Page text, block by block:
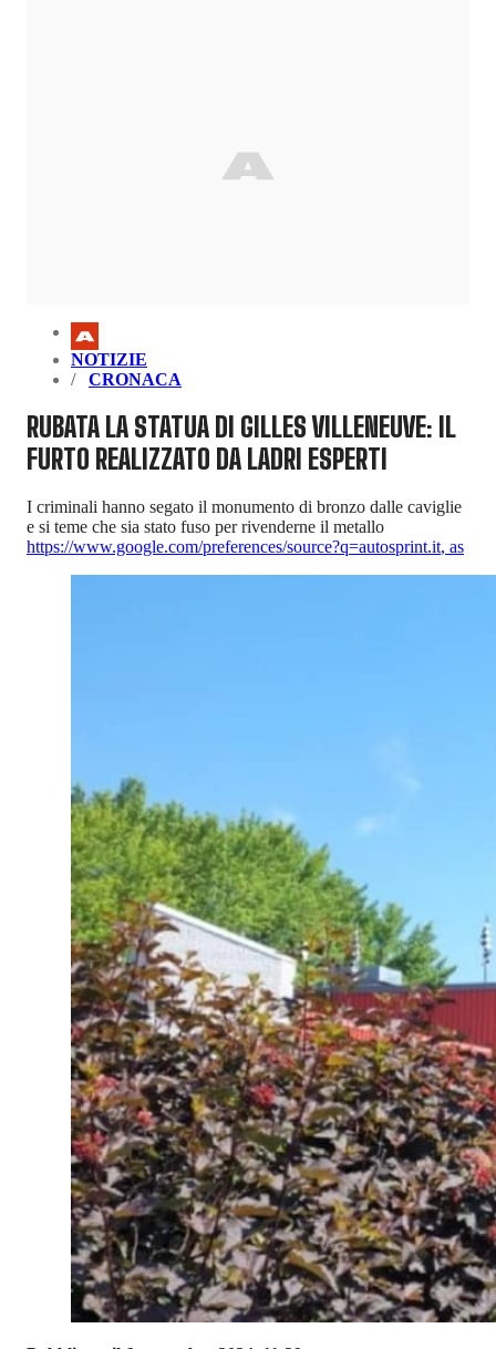
NOTIZIE
CRONACA
RUBATA LA STATUA DI GILLES VILLENEUVE: IL
FURTO REALIZZATO DA LADRI ESPERTI
I criminali hanno segato il monumento di bronzo dalle caviglie
e si teme che sia stato fuso per rivenderne il metallo
https://www.google.com/preferences/source?q=autosprint.it, as